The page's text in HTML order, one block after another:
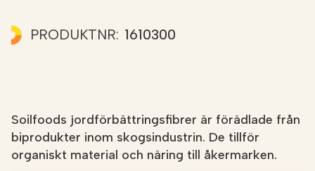
PRODUKTNR: 1610300
Soilfoods jordförbättringsfibrer är förädlade från
biprodukter inom skogsindustrin. De tillför
organiskt material och näring till åkermarken.